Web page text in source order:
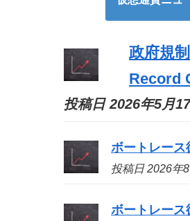
政府規
Record
投稿日 2026年5月
ボートレース
投稿日 2026年
ボートレース